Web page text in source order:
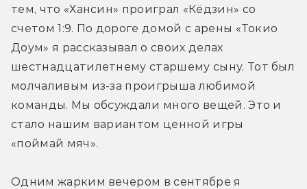
тем, что «Хансин» проиграл «Кёдзин» со
счетом 1:9. По дороге домой с арены «Токио
Доум» я рассказывал о своих делах
шестнадцатилетнему старшему сыну. Тот был
молчаливым из-за проигрыша любимой
команды. Мы обсуждали много вещей. Это и
стало нашим вариантом ценной игры
«поймай мяч».
Одним жарким вечером в сентябре я